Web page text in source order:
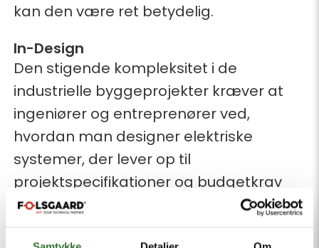
kan den være ret betydelig.
In-Design
Den stigende kompleksitet i de
industrielle byggeprojekter kræver at
ingeniører og entreprenører ved,
hvordan man designer elektriske
systemer, der lever op til
projektspecifikationer og budgetkrav
uden at snyde medarbejdere og
materiel for den nødvendige sikkerhed